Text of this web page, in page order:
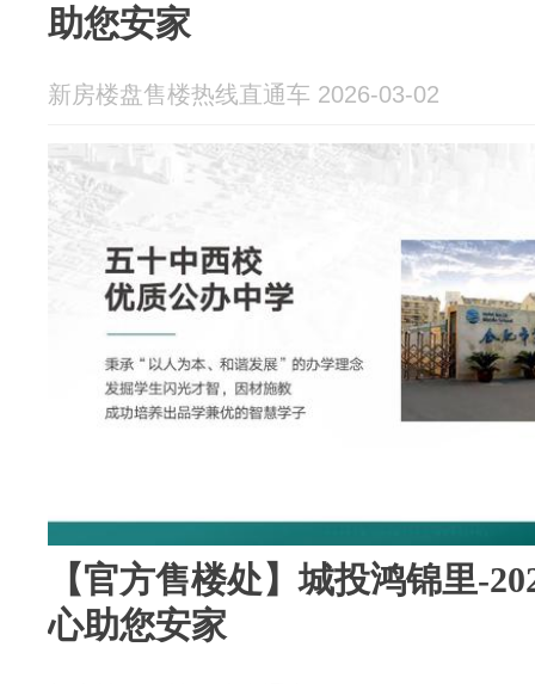
助您安家
新房楼盘售楼热线直通车 2026-03-02
【官方售楼处】城投鸿锦里-
心助您安家